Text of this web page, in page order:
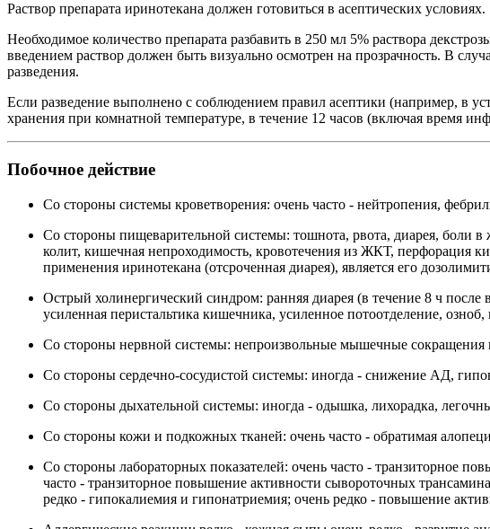
Раствор препарата иринотекана должен готовиться в асептических условиях.
Необходимое количество препарата разбавить в 250 мл 5% раствора
введением раствор должен быть визуально осмотрен на прозрачность. В
разведения.
Если разведение выполнено с соблюдением правил асептики (например, в
хранения при комнатной температуре, в течение 12 часов (включая время
Побочное действие
Со стороны системы кроветворения: очень часто - нейтропения,
Со стороны пищеварительной системы: тошнота, рвота, диарея, боли
колит, кишечная непроходимость, кровотечения из ЖКТ, перфорация
применения иринотекана (отсроченная диарея), является его
Острый холинергический синдром: ранняя диарея (в течение 8 ч
усиленная перистальтика кишечника, усиленное потоотделение,
Со стороны нервной системы: непроизвольные мышечные сокращения
Со стороны сердечно-сосудистой системы: иногда - снижение АД,
Со стороны дыхательной системы: иногда - одышка, лихорадка,
Со стороны кожи и подкожных тканей: очень часто - обратимая
Со стороны лабораторных показателей: очень часто - транзиторное
часто - транзиторное повышение активности сывороточных
редко - гипокалиемия и гипонатриемия; очень редко - повышение